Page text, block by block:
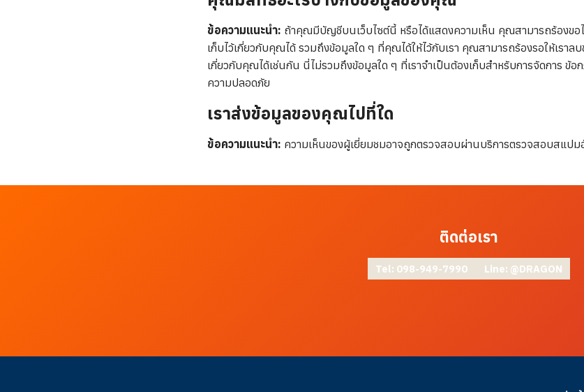
ข้อความแนะนำ: ถ้าคุณมีบัญชีบนเว็บไซต์นี้ หรือได้แสดงความเห็น คุณสามารถร้องขอ
เก็บไว้เกี่ยวกับคุณได้ รวมถึงข้อมูลใด ๆ ที่คุณได้ให้ไว้กับเรา คุณสามารถร้องรอให้เราล
เกี่ยวกับคุณได้เช่นกัน นี่ไม่รวมถึงข้อมูลใด ๆ ที่เราจำเป็นต้องเก็บสำหรับการจัดการ ข้
ความปลอดภัย
เราส่งข้อมูลของคุณไปที่ใด
ข้อความแนะนำ: ความเห็นของผู้เยี่ยมชมอาจถูกตรวจสอบผ่านบริการตรวจสอบสแปม
ติดต่อเรา
Tel: 098-949-7990 Line: @DRAGON